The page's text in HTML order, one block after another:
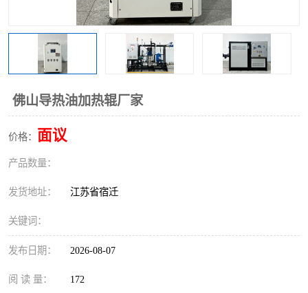
佛山导热油加热辊厂家
价格： 面议
产品数量：
发货地址： 江苏省宿迁
关键词：
发布日期： 2026-08-07
阅 读 量： 172